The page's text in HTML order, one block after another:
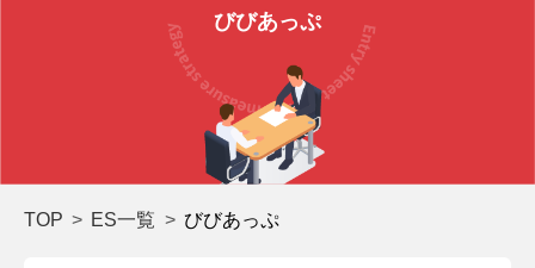
びびあっぷ
TOP ES一覧 びびあっぷ